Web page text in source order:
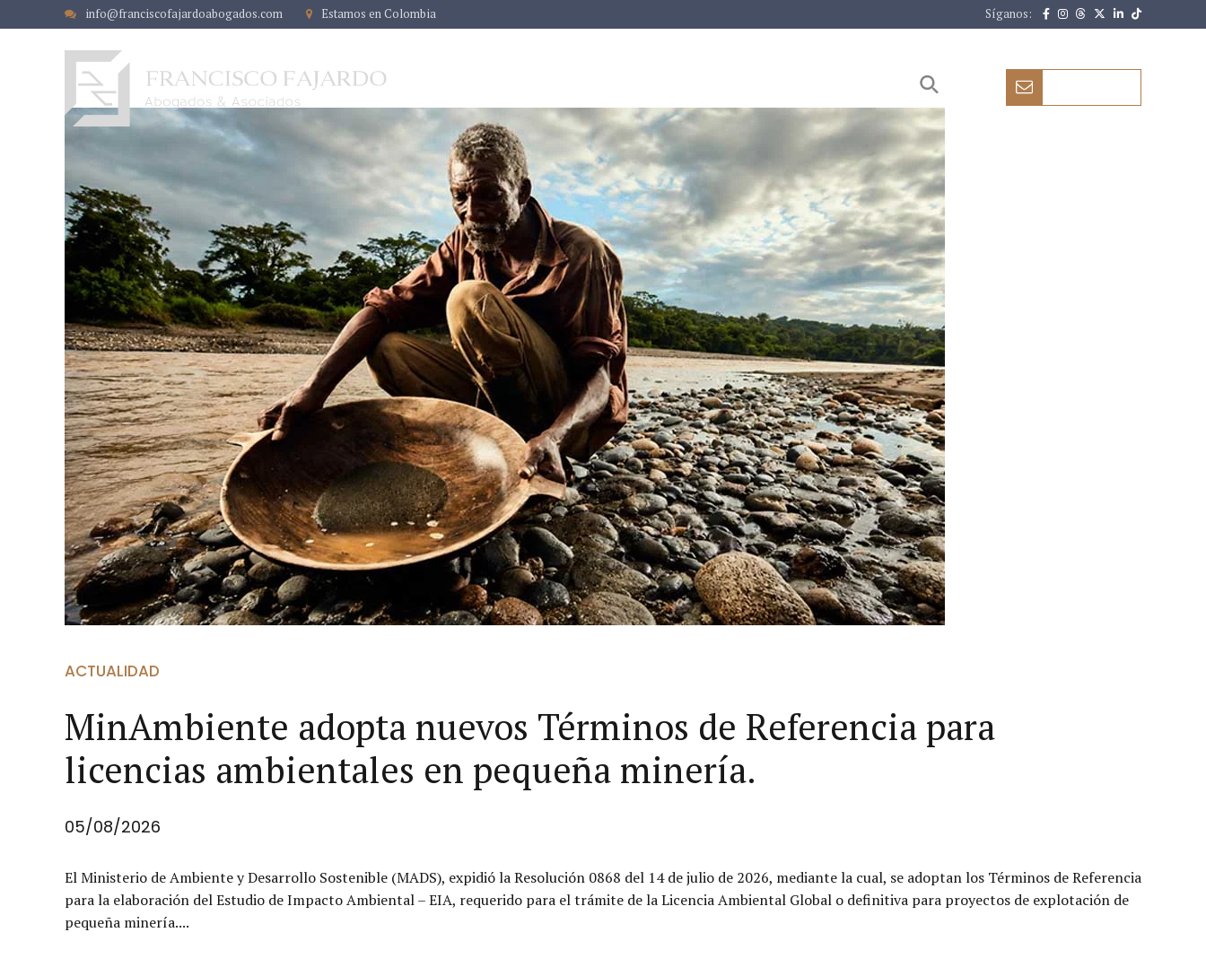
info@franciscofajardoabogados.com Estamos en Colombia Síganos:
ACTUALIDAD
MinAmbiente adopta nuevos Términos de Referencia para
licencias ambientales en pequeña minería.
05/08/2026
El Ministerio de Ambiente y Desarrollo Sostenible (MADS), expidió la Resolución 0868 del 14 de julio de 2026, mediante la cual, se adoptan los Términos de Referencia
para la elaboración del Estudio de Impacto Ambiental – EIA, requerido para el trámite de la Licencia Ambiental Global o definitiva para proyectos de explotación de
pequeña minería....